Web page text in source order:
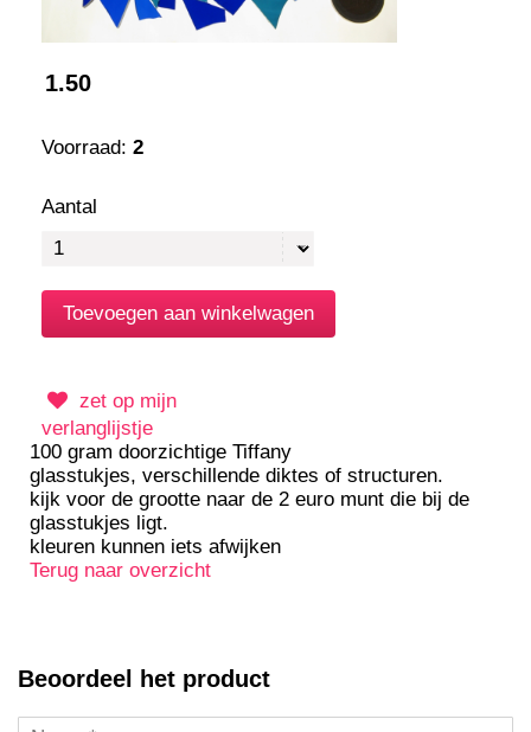
1.50
Voorraad: 2
Aantal
zet op mijn
verlanglijstje
100 gram doorzichtige Tiffany
glasstukjes, verschillende diktes of structuren.
kijk voor de grootte naar de 2 euro munt die bij de
glasstukjes ligt.
kleuren kunnen iets afwijken
Terug naar overzicht
Beoordeel het product